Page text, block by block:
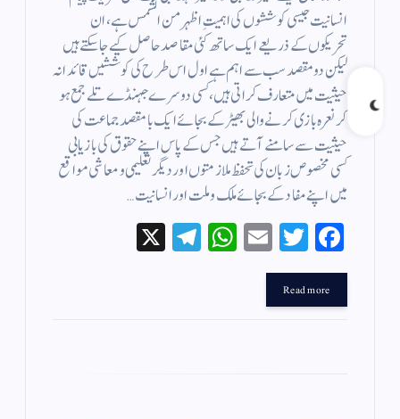
انسانیت جیسی کوششوں کی اہمیتِ اظہر من الشمس ہے،ان
تحریکوں کے ذریعے ایک ساتھ کئی مقاصد حاصل کیے جا سکتے ہیں
لیکن دو مقصد سب سے اہم ہے اول اس طرح کی کوششیں قائدانہ
حیثیت میں متعارف کراتی ہیں،کسی دوسرے جہنڈے تلے جمع ہو
کر نعرہ بازی کرنے والی بھیڑ کے بجائے ایک با مقصد جماعت کی
حیثیت سے سامنے آتے ہیں جس کے پاس اپنے حقوق کی بازیابی
کسی مخصوص زبان کی تحفظ ملازمتوں اور دیگر تعلیمی ومعاشی مواقع
میں اپنے مفاد کے بجائے ملک و ملت اور انسانیت…
Fa
ce
bo
ok
T
wi
r
E
m
W
ha
Te
le
Read more